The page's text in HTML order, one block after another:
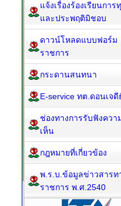
แจ้งเรื่องร้องเรียนการ
และประพฤติมิชอบ
ดาวน์โหลดแบบฟอร์ม
ราชการ
กระดานสนทนา
E-service ทต.ดอนเจดี
ช่องทางการรับฟังควา
เห็น
กฎหมายที่เกี่ยวข้อง
พ.ร.บ.ข้อมูลข่าวสารท
ราชการ พ.ศ.2540